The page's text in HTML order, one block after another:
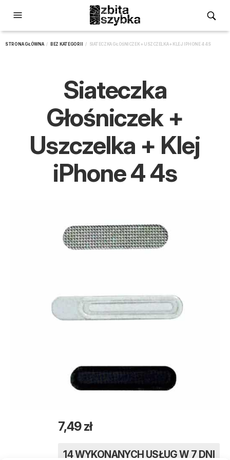
STRONA GŁÓWNA/ BEZ KATEGORII / SIATECZKA GŁOŚNICZEK + USZCZELKA + KLEJ IPHONE 4 4S
Siateczka
Głośniczek +
Uszczelka + Klej
iPhone 4 4s
7,49zł
14 WYKONANYCH USŁUG W 7 DNI